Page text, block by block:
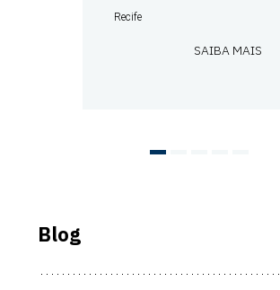
Recife
SAIBA MAIS
Blog